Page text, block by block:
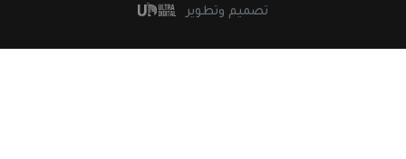
تصميم وتطوير